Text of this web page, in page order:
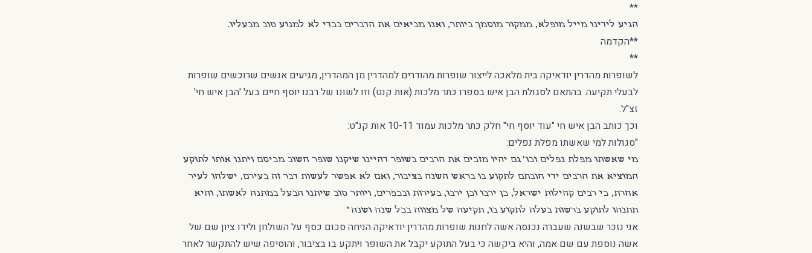
**
הגיע לידינו מייל מופלא, ממקור מוסמך ביותר, ואנו מביאים את הדברים בכדי לא למנוע טוב מבעליו.
**הקדמה
**
לשופרות מהדרין יודאיקה בית מלאכה לייצור שופרות מהודרים למהדרין מן המהדרין, מגיעים אנשים שרוכשים שופרות
לבעלי תקיעה. בהתאם לסגולת הבן איש בספרו כתר מלכות (אות קנט) וזו לשונו של רבנו יוסף חיים בעל 'הבן איש חי'
זצ"ל.
וכך כותב הבן איש חי "עוד יוסף חי" חלק כתר מלכות עמוד 10-11 אות קנ"ט:
"סגולות למי שאשתו מפלת נפלים:
מי שאשתו מפלת נפלים וכו' גם יהיו מזכים את הרבים בשופר דהיינו שיקנו שופר חשוב מכיסם ויתנו אותו לתוקע
המוציא את הרבים ידי חובתם לתקוע בו בראש השנה בציבור, ואם לא אפשר לעשות דבר זה בעירם, ישלחו לעיר
אחרת, כי רבים קהילות ישראל, כן ירבו וכן ירבו, בעירות ובכפרים, ויותר טוב שיתנו הבעל במתנה לאשתו, והיא
תתנהו לתוקע ברשות בעלה לתקוע בו, תקיעה של מצווה בכל שנה ושנה"
אני נזכר שבשנה שעברה נכנסה אשה לחנות שופרות מהדרין יודאיקה הניחה סכום כסף על השולחן ולידו ציון שם של
אשה נוספת עם שם אמה, והיא ביקשה כי בעל התוקע יקבל את השופר ויתקע בו בציבור, והוסיפה שיש להתקשר לאחר